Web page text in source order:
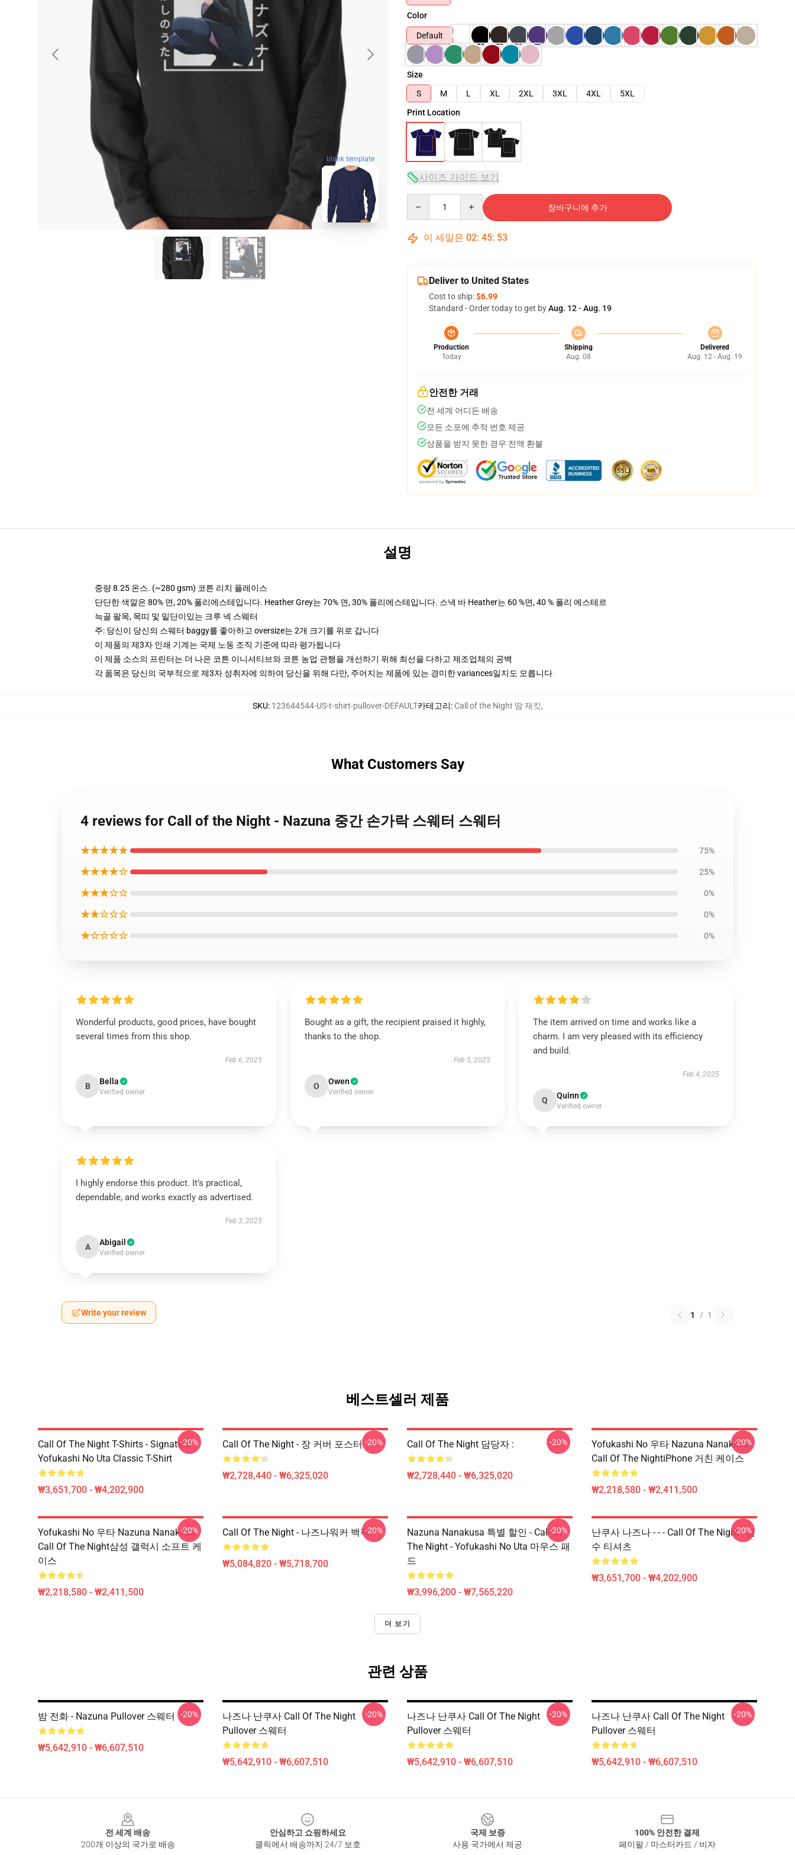
blank template
Color
Default
Size
S
M L XL 2XL 3XL 4XL
5XL
Print Location
사이즈 가이드 보기
장바구니에 추가
이 세일은 02: 45: 52
Deliver to United States
Cost to ship:$6.99
Standard - Order today to get byAug. 12 - Aug. 19
Production
Today
Shipping
Aug. 08
Delivered
Aug. 12 - Aug. 19
안전한 거래
전 세계 어디든 배송
모든 소포에 추적 번호 제공
상품을 받지 못한 경우 전액 환불
설명
중량 8.25 온스. (~280 gsm) 코튼 리치 플레이스
단단한 색깔은 80% 면, 20% 폴리에스테입니다. Heather Grey는 70% 면, 30% 폴리에스테입니다. 스낵 바 Heather는 60 %면, 40 % 폴리 에스테르
늑골 팔목, 목띠 및 밑단이있는 크루 넥 스웨터
주: 당신이 당신의 스웨터 baggy를 좋아하고 oversize는 2개 크기를 위로 갑니다
이 제품의 제3자 인쇄 기계는 국제 노동 조직 기준에 따라 평가됩니다
이 제품 소스의 프린터는 더 나은 코튼 이니셔티브와 코튼 농업 관행을 개선하기 위해 최선을 다하고 제조업체의 공백
각 품목은 당신의 국부적으로 제3자 성취자에 의하여 당신을 위해 다만, 주어지는 제품에 있는 경미한 variances일지도 모릅니다
SKU: 123644544-US-t-shirt-pullover-DEFAULT카테고리: Call of the Night 땀 재킷,
What Customers Say
4 reviews for Call of the Night - Nazuna 중간 손가락 스웨터 스웨터
★★★★★ 75%
★★★★☆ 25%
★★★☆☆ 0%
★★☆☆☆ 0%
★☆☆☆☆ 0%
Wonderful products, good prices, have bought
several times from this shop.
Feb 6, 2025
B Bella
Verified owner
Bought as a gift, the recipient praised it highly,
thanks to the shop.
Feb 5, 2025
O Owen
Verified owner
The item arrived on time and works like a
charm. I am very pleased with its efficiency
and build.
Feb 4, 2025
Q Quinn
Verified owner
I highly endorse this product. It’s practical,
dependable, and works exactly as advertised.
Feb 3, 2025
A Abigail
Verified owner
Write your review 1 / 1
베스트셀러 제품
Call Of The Night T-Shirts - Signature
Yofukashi No Uta Classic T-Shirt
₩3,651,700 - ₩4,202,900
-20% Call Of The Night - 장 커버 포스터
₩2,728,440 - ₩6,325,020
-20% Call Of The Night 담당자 :
₩2,728,440 - ₩6,325,020
-20%
Yofukashi No 우타 Nazuna Nanakusa
Call Of The NightiPhone 거친 케이스
₩2,218,580 - ₩2,411,500
-20%
Yofukashi No 우타 Nazuna Nanakusa
Call Of The Night삼성 갤럭시 소프트 케
이스
₩2,218,580 - ₩2,411,500
-20% Call Of The Night - 나즈나워커 백팩
₩5,084,820 - ₩5,718,700
-20%
Nazuna Nanakusa 특별 할인 - Call Of
The Night - Yofukashi No Uta 마우스 패
드
₩3,996,200 - ₩7,565,220
-20%
난쿠사 나즈나 - - - Call Of The Night - 필
수 티셔츠
₩3,651,700 - ₩4,202,900
-20%
더 보기
관련 상품
밤 전화 - Nazuna Pullover 스웨터
₩5,642,910 - ₩6,607,510
-20%
나즈나 난쿠사 Call Of The Night
Pullover 스웨터
₩5,642,910 - ₩6,607,510
-20%
나즈나 난쿠사 Call Of The Night
Pullover 스웨터
₩5,642,910 - ₩6,607,510
-20%
나즈나 난쿠사 Call Of The Night
Pullover 스웨터
₩5,642,910 - ₩6,607,510
-20%
전 세계 배송
200개 이상의 국가로 배송
안심하고 쇼핑하세요
클릭에서 배송까지 24/7 보호
국제 보증
사용 국가에서 제공
100% 안전한 결제
페이팔 / 마스터카드 / 비자